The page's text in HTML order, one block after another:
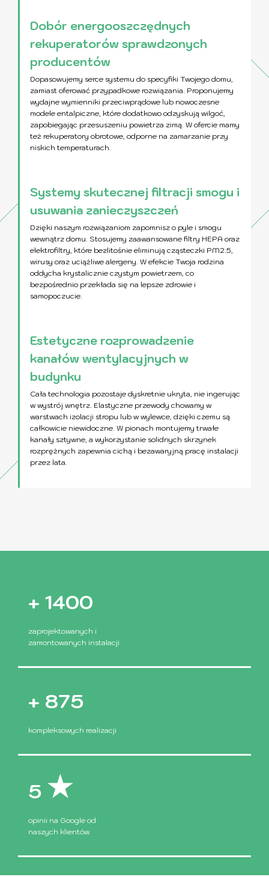
Dobór energooszczędnych
rekuperatorów sprawdzonych
producentów
Dopasowujemy serce systemu do specyfiki Twojego domu,
zamiast oferować przypadkowe rozwiązania. Proponujemy
wydajne wymienniki przeciwprądowe lub nowoczesne
modele entalpiczne, które dodatkowo odzyskują wilgoć,
zapobiegając przesuszeniu powietrza zimą. W ofercie mamy
też rekuperatory obrotowe, odporne na zamarzanie przy
niskich temperaturach.
Systemy skutecznej filtracji smogu i
usuwania zanieczyszczeń
Dzięki naszym rozwiązaniom zapomnisz o pyle i smogu
wewnątrz domu. Stosujemy zaawansowane filtry HEPA oraz
elektrofiltry, które bezlitośnie eliminują cząsteczki PM2.5,
wirusy oraz uciążliwe alergeny. W efekcie Twoja rodzina
oddycha krystalicznie czystym powietrzem, co
bezpośrednio przekłada się na lepsze zdrowie i
samopoczucie.
Estetyczne rozprowadzenie
kanałów wentylacyjnych w
budynku
Cała technologia pozostaje dyskretnie ukryta, nie ingerując
w wystrój wnętrz. Elastyczne przewody chowamy w
warstwach izolacji stropu lub w wylewce, dzięki czemu są
całkowicie niewidoczne. W pionach montujemy trwałe
kanały sztywne, a wykorzystanie solidnych skrzynek
rozprężnych zapewnia cichą i bezawaryjną pracę instalacji
przez lata.
+ 1500
zaprojektowanych i
zamontowanych instalacji
+ 1000
kompleksowych realizacji
5
opinii na Google od
naszych klientów